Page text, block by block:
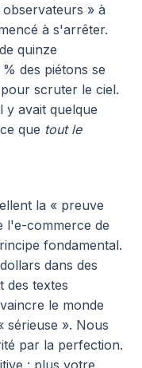
» à
à s'arrêter.
quinze
des piétons se
scruter le ciel.
y avait quelque
que tout le
la « preuve
l'e-commerce de
fondamental.
dans des
des textes
le monde
sérieuse ». Nous
par la perfection.
: plus votre